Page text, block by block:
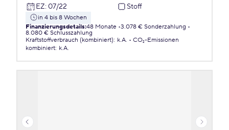
EZ: 07/22 Stoff
in 4 bis 8 Wochen
Finanzierungsdetails:48 Monate 3.078 € Sonderzahlung
8.080 € Schlusszahlung
Kraftstoffverbrauch (kombiniert): k.A.
CO₂-Emissionen
kombiniert: k.A.